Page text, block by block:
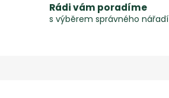
Rádi vám poradíme
s výběrem správného nářadí